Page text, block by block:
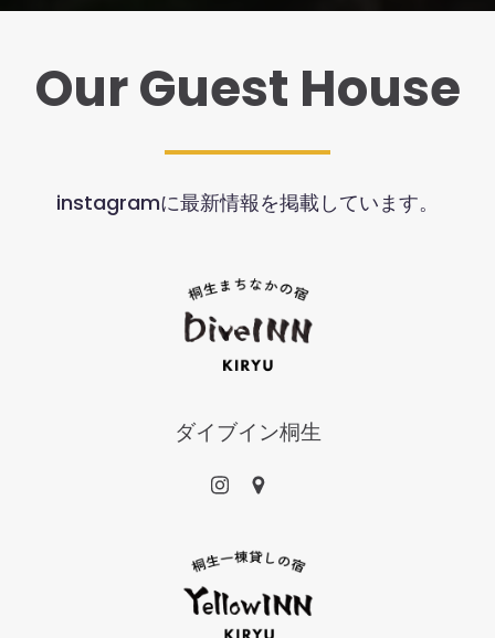
Our Guest House
instagramに最新情報を掲載しています。
ダイブイン桐生